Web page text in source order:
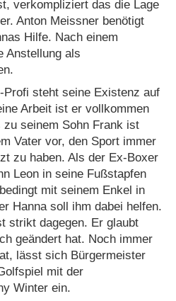
verkompliziert das die Lage
Anton Meissner benötigt
Hilfe. Nach einem
Anstellung als
Profi steht seine Existenz auf
Arbeit ist er vollkommen
seinem Sohn Frank ist
Vater vor, den Sport immer
zu haben. Als der Ex-Boxer
Leon in seine Fußstapfen
mit seinem Enkel in
Hanna soll ihm dabei helfen.
strikt dagegen. Er glaubt
geändert hat. Noch immer
lässt sich Bürgermeister
mit der
Winter ein.